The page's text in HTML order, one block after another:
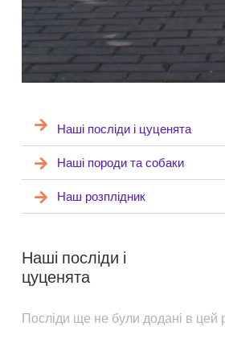
Наші посліди і цуценята
Наші породи та собаки
Наш розплідник
Наші посліди і
цуценята
Посліди ще не були додані в цей